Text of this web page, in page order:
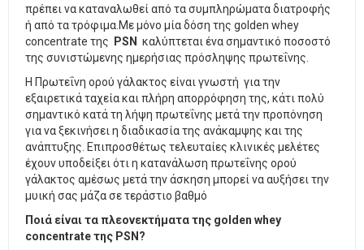
πρέπει να καταναλωθεί από τα συμπληρώματα διατροφής
ή από τα τρόφιμα.Με μόνο μία δόση της golden whey
concentrate της
PSN καλύπτεται ένα σημαντικό ποσοστό
της συνιστώμενης ημερήσιας πρόσληψης πρωτεΐνης.
Η Πρωτεΐνη ορού γάλακτος είναι γνωστή για την
εξαιρετικά ταχεία και πλήρη απορρόφηση της, κάτι πολύ
σημαντικό κατά τη λήψη πρωτεΐνης μετά την προπόνηση
για να ξεκινήσει η διαδικασία της ανάκαμψης και της
ανάπτυξης. Επιπροσθέτως τελευταίες κλινικές μελέτες
έχουν υποδείξει ότι η κατανάλωση πρωτεΐνης ορού
γάλακτος αμέσως μετά την άσκηση μπορεί να αυξήσει την
μυική σας μάζα σε τεράστιο βαθμό
Ποιά είναι τα πλεονεκτήματα της golden whey
concentrate της PSN?